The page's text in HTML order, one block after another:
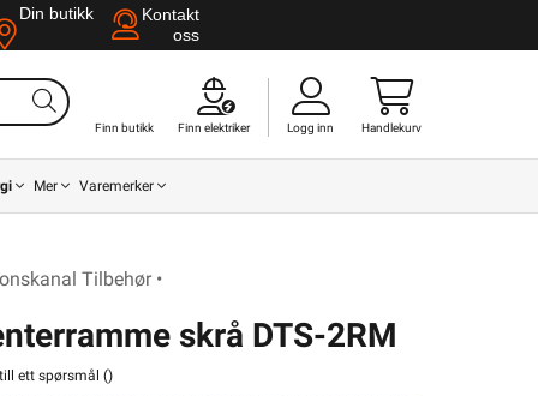
Din butikk
Kontakt
oss
Finn butikk Finn elektriker Logg inn Handlekurv
Mer Varemerker
Tilbehør •
skrå DTS-2RM
ett spørsmål ()